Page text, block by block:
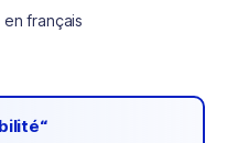
français